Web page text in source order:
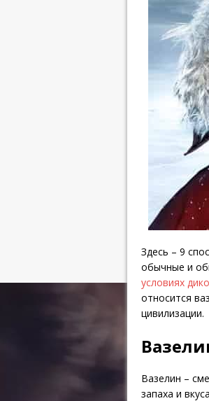
Здесь – 9
обычные и
условиях
относится
цивилизации.
Вазелин –
запаха и